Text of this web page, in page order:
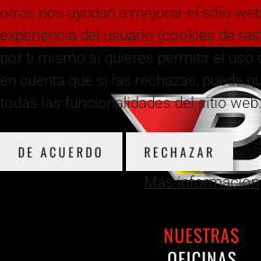
NUESTRAS
otras nos ayudan a mejorar el sitio
experiencia del usuario (cookies de
por ti mismo si quieres permitir el uso
en cuenta que si las rechazas, puede
todas las funcionalidades del sitio web.
DE ACUERDO RECHAZAR
Más información